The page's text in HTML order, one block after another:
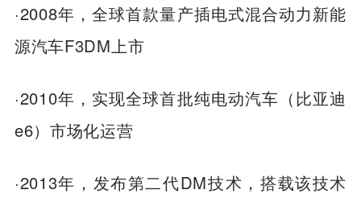
·2008年，全球首款量产插电式混合动力新能
源汽车F3DM上市
·2010年，实现全球首批纯电动汽车（比亚迪
e6）市场化运营
·2013年，发布第二代DM技术，搭载该技术